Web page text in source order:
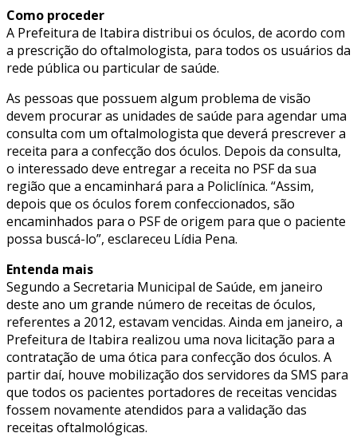
Como proceder
A Prefeitura de Itabira distribui os óculos, de acordo com
a prescrição do oftalmologista, para todos os usuários da
rede pública ou particular de saúde.
As pessoas que possuem algum problema de visão
devem procurar as unidades de saúde para agendar uma
consulta com um oftalmologista que deverá prescrever a
receita para a confecção dos óculos. Depois da consulta,
o interessado deve entregar a receita no PSF da sua
região que a encaminhará para a Policlínica. “Assim,
depois que os óculos forem confeccionados, são
encaminhados para o PSF de origem para que o paciente
possa buscá-lo”, esclareceu Lídia Pena.
Entenda mais
Segundo a Secretaria Municipal de Saúde, em janeiro
deste ano um grande número de receitas de óculos,
referentes a 2012, estavam vencidas. Ainda em janeiro, a
Prefeitura de Itabira realizou uma nova licitação para a
contratação de uma ótica para confecção dos óculos. A
partir daí, houve mobilização dos servidores da SMS para
que todos os pacientes portadores de receitas vencidas
fossem novamente atendidos para a validação das
receitas oftalmológicas.